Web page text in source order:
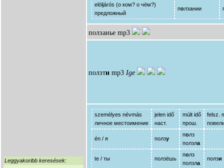
Leggyakoribb keresések:
elöljárós (о ком? о чём?)
предложный
ползании
ползанье mp3
ползти mp3 Ige
személyes névmás
личное местоимение
jelen idő
наст.
múlt idő
прош.
felsz.
én / я ползу
полз
ползла
te / ты ползёшь
полз
ползла
ползи